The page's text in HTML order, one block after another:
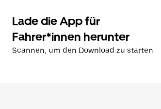
Lade die App für
Fahrer*innen herunter
Scannen, um den Download zu starten